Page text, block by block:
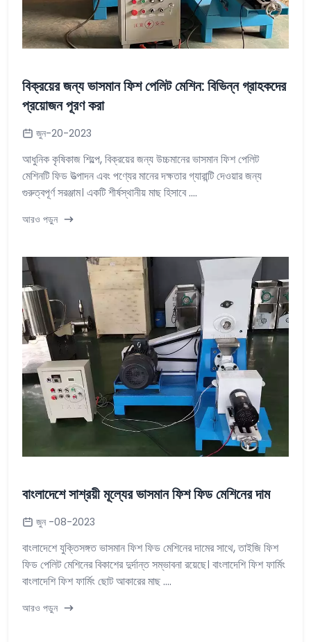
বিক্রয়ের জন্য ভাসমান ফিশ পেলিট মেশিন: বিভিন্ন গ্রাহকদের
প্রয়োজন পূরণ করা
জুন-20-2023
আধুনিক কৃষিকাজ শিল্পে, বিক্রয়ের জন্য উচ্চমানের ভাসমান ফিশ পেলিট
মেশিনটি ফিড উত্পাদন এবং পণ্যের মানের দক্ষতার গ্যারান্টি দেওয়ার জন্য
গুরুত্বপূর্ণ সরঞ্জাম। একটি শীর্ষস্থানীয় মাছ হিসাবে ....
আরও পড়ুন
বাংলাদেশে সাশ্রয়ী মূল্যের ভাসমান ফিশ ফিড মেশিনের দাম
জুন -08-2023
বাংলাদেশে যুক্তিসঙ্গত ভাসমান ফিশ ফিড মেশিনের দামের সাথে, তাইজি ফিশ
ফিড পেলিট মেশিনের বিকাশের দুর্দান্ত সম্ভাবনা রয়েছে। বাংলাদেশি ফিশ ফার্মিং
বাংলাদেশি ফিশ ফার্মিং ছোট আকারের মাছ ....
আরও পড়ুন